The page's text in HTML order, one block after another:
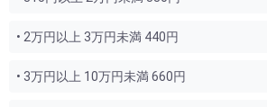
• 2万円以上 3万円未満 440円
• 3万円以上 10万円未満 660円